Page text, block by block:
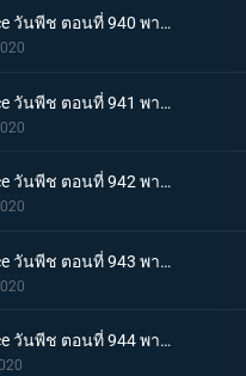
One piece วันพีช ตอนที่ 940 พากย์ไทย ความโกรธของโซโล ตัวตนที่แท้จริงของผลสไมล์!
One piece วันพีช ตอนที่ 941 พากย์ไทย น้ำตาโทโกะ ลูกปืนที่ไร้ความรู้สึกของโอโรจิ!
One piece วันพีช ตอนที่ 942 พากย์ไทย ใส่ให้ยับ! ความวุ่นวาย! การต่อสู้ที่ลานประหาร
One piece วันพีช ตอนที่ 943 พากย์ไทย การตัดสินใจของลูฟี่ ทลายการแข่งซูโม่นรก!
One piece วันพีช ตอนที่ 944 พากย์ไทย การมาของพายุ! บิ๊กมัมอาละวาด!